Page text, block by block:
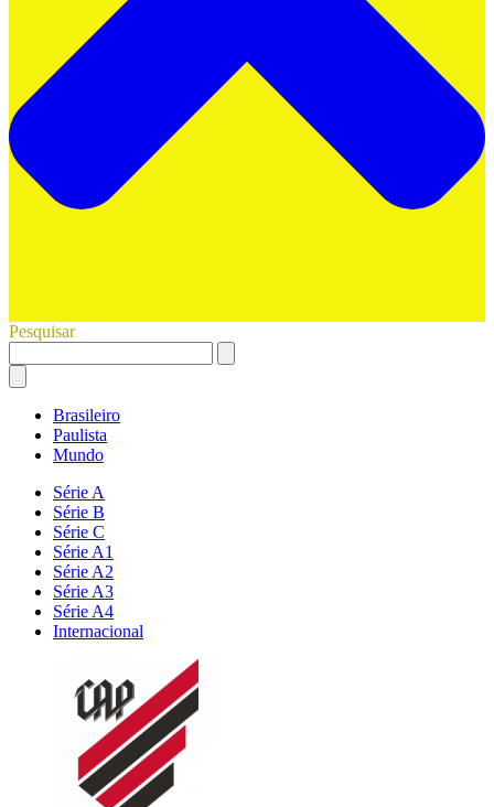
Pesquisar
Brasileiro
Paulista
Mundo
Série A
Série B
Série C
Série A1
Série A2
Série A3
Série A4
Internacional